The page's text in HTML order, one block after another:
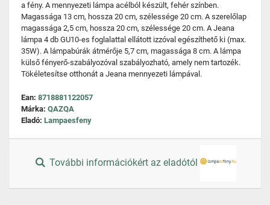
a fény. A mennyezeti lámpa acélból készült, fehér színben.
Magassága 13 cm, hossza 20 cm, szélessége 20 cm. A szerelőlap
magassága 2,5 cm, hossza 20 cm, szélessége 20 cm. A Jeana
lámpa 4 db GU10-es foglalattal ellátott izzóval egészíthető ki (max.
35W). A lámpabúrák átmérője 5,7 cm, magassága 8 cm. A lámpa
külső fényerő-szabályozóval szabályozható, amely nem tartozék.
Tökéletesítse otthonát a Jeana mennyezeti lámpával.
Ean: 8718881122057
Márka: QAZQA
Eladó: Lampaesfeny
További információkért az eladótól